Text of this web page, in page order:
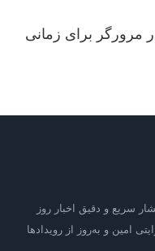
مرورگر برای زمانی
سریع و دقیق اخبار روز
امین و به‌روز از رویدادها